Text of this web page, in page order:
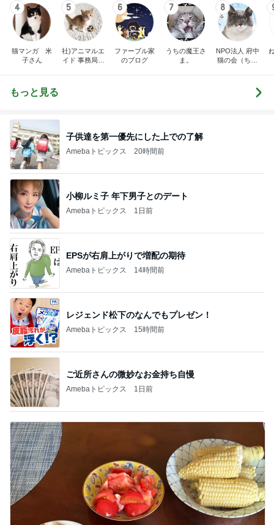
4
猫マンガ 米
子さん
5
社)アニマルエ
イド 事務局＆
6
ファーブル家
のブログ
7
うちの魔王さ
ま。
8
NPO法人 府中
猫の会（ちゅ
もっと見る
子供達を第一優先にした上での了解
Amebaトピックス 20時間前
小柳ルミ子 年下男子とのデート
Amebaトピックス 1日前
EPSが右肩上がりで増配の期待
Amebaトピックス 14時間前
レジェンド松下のなんでもプレゼン！
Amebaトピックス 15時間前
ご近所さんの微妙なお金持ち自慢
Amebaトピックス 1日前